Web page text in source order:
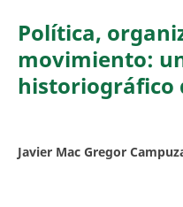
Política,
movimiento:
historiográfico
Javier Mac Gregor